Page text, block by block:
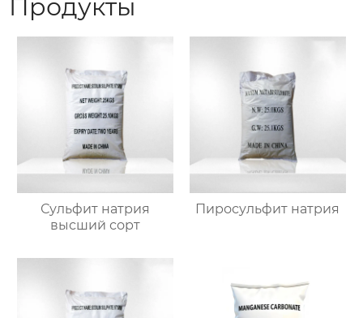
Продукты
Сульфит натрия
высший сорт
Пиросульфит натрия